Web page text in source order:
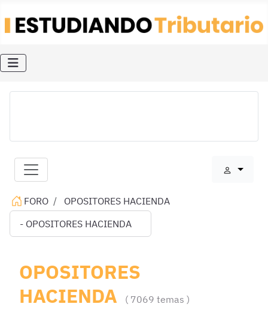
FORO OPOSITORES HACIENDA
OPOSITORES
HACIENDA
7069 temas